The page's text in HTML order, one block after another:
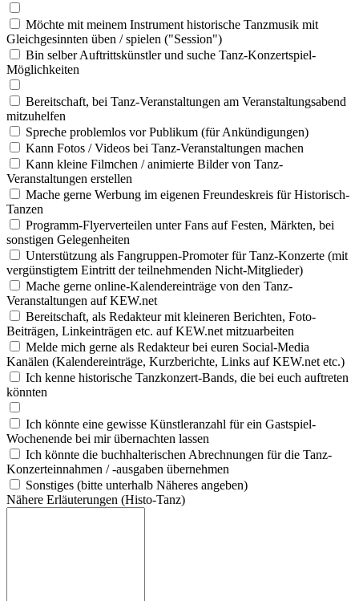
Möchte mit meinem Instrument historische Tanzmusik mit
Gleichgesinnten üben / spielen ("Session")
Bin selber Auftrittskünstler und suche Tanz-Konzertspiel-
Möglichkeiten
Bereitschaft, bei Tanz-Veranstaltungen am Veranstaltungsabend
mitzuhelfen
Spreche problemlos vor Publikum (für Ankündigungen)
Kann Fotos / Videos bei Tanz-Veranstaltungen machen
Kann kleine Filmchen / animierte Bilder von Tanz-
Veranstaltungen erstellen
Mache gerne Werbung im eigenen Freundeskreis für Historisch-
Tanzen
Programm-Flyerverteilen unter Fans auf Festen, Märkten, bei
sonstigen Gelegenheiten
Unterstützung als Fangruppen-Promoter für Tanz-Konzerte (mit
vergünstigtem Eintritt der teilnehmenden Nicht-Mitglieder)
Mache gerne online-Kalendereinträge von den Tanz-
Veranstaltungen auf KEW.net
Bereitschaft, als Redakteur mit kleineren Berichten, Foto-
Beiträgen, Linkeinträgen etc. auf KEW.net mitzuarbeiten
Melde mich gerne als Redakteur bei euren Social-Media
Kanälen (Kalendereinträge, Kurzberichte, Links auf KEW.net etc.)
Ich kenne historische Tanzkonzert-Bands, die bei euch auftreten
könnten
Ich könnte eine gewisse Künstleranzahl für ein Gastspiel-
Wochenende bei mir übernachten lassen
Ich könnte die buchhalterischen Abrechnungen für die Tanz-
Konzerteinnahmen / -ausgaben übernehmen
Sonstiges (bitte unterhalb Näheres angeben)
Nähere Erläuterungen (Histo-Tanz)